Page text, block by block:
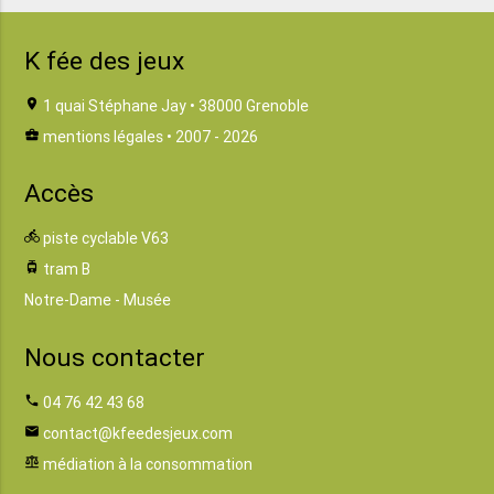
K fée des jeux
location_on 1 quai Stéphane Jay • 38000 Grenoble
business_center mentions légales • 2007 - 2026
Accès
directions_bike piste cyclable V63
tram tram B
Notre-Dame - Musée
Nous contacter
phone 04 76 42 43 68
email contact@kfeedesjeux.com
balance médiation à la consommation